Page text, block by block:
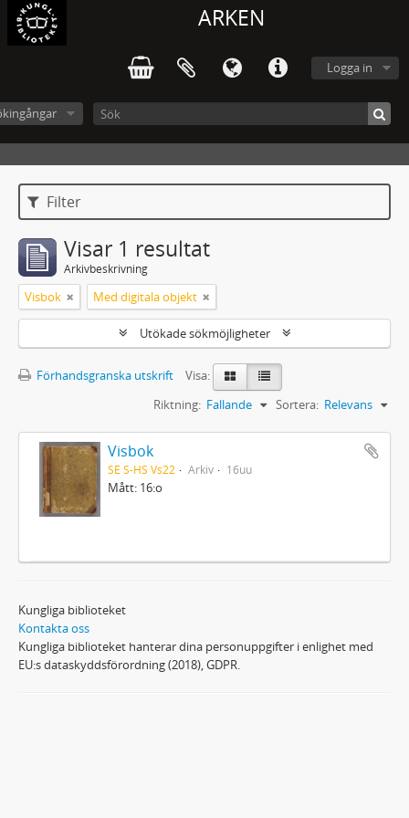
ARKEN
Logga in
Filter
Visar 1 resultat
Arkivbeskrivning
Visbok Med digitala objekt
Utökade sökmöjligheter
Förhandsgranska utskrift
Visa:
Sortera: Relevans
Riktning: Fallande
Visbok
SE S-HS Vs22 Arkiv 16uu
Mått: 16:o
Kungliga biblioteket
Kontakta oss
Kungliga biblioteket hanterar dina personuppgifter i enlighet med
EU:s dataskyddsförordning (2018), GDPR.